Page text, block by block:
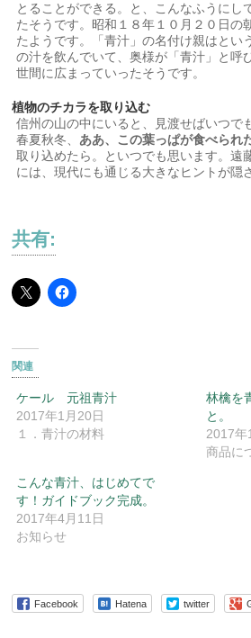
とることができる。と、こんなふうにし
たそうです。昭和１８年１０月２０日の
たようです。「青汁」の名付け親はとい
の汁を飲んでいて、奥様が「青汁」と呼
世間に広まっていったそうです。
植物のチカラを取り込む
信州の山の中にいると、見渡せばいつで
春夏秋冬、 ああ、この葉っぱが食べられ
取り込めたら。といつでも思います。遠
には、現代にも通じる大きなヒントが隠
共有:
関連
ケール 元祖青汁
2017年1月20日
１．青汁の材料
林檎を
と。
2017年
商品に
こんな青汁、はじめてで
す！ガイドブック完成。
2017年4月11日
お知らせ
Facebook Hatena twitter